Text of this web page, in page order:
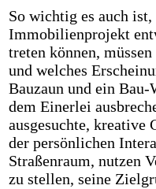
So wichtig es auch
Immobilienprojekt
treten können,
und welches
Bauzaun und ein
dem Einerlei
ausgesuchte, kreative
der persönlichen
Straßenraum, nutzen
zu stellen, seine